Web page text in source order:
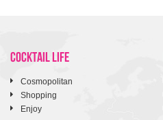
COCKTAIL LIFE
Cosmopolitan
Shopping
Enjoy